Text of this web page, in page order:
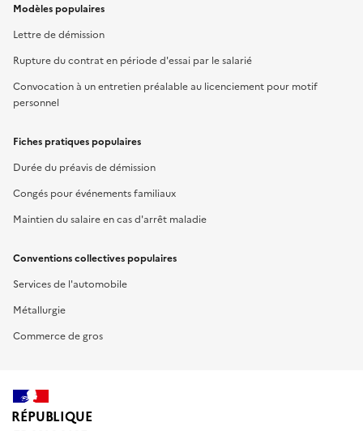
Modèles populaires
Lettre de démission
Rupture du contrat en période d'essai par le salarié
Convocation à un entretien préalable au licenciement pour motif
personnel
Fiches pratiques populaires
Durée du préavis de démission
Congés pour événements familiaux
Maintien du salaire en cas d'arrêt maladie
Conventions collectives populaires
Services de l'automobile
Métallurgie
Commerce de gros
RÉPUBLIQUE